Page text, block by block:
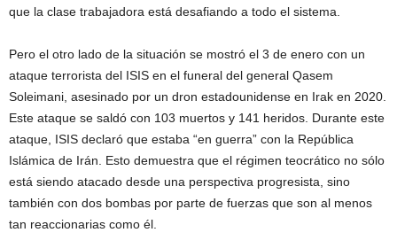
que la clase trabajadora está desafiando a todo el sistema.
Pero el otro lado de la situación se mostró el 3 de enero con un
ataque terrorista del ISIS en el funeral del general Qasem
Soleimani, asesinado por un dron estadounidense en Irak en 2020.
Este ataque se saldó con 103 muertos y 141 heridos. Durante este
ataque, ISIS declaró que estaba “en guerra” con la República
Islámica de Irán. Esto demuestra que el régimen teocrático no sólo
está siendo atacado desde una perspectiva progresista, sino
también con dos bombas por parte de fuerzas que son al menos
tan reaccionarias como él.